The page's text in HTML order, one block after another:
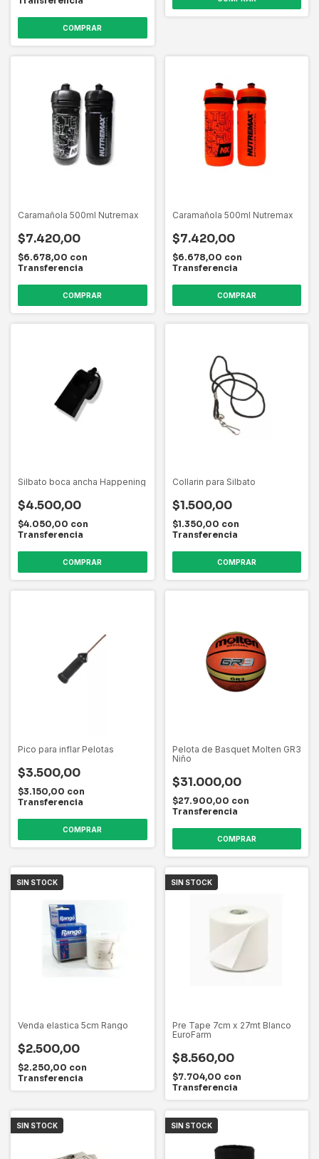
COMPRAR
Caramañola 500ml Nutremax
$7.420,00
$6.678,00 con
Transferencia
Caramañola 500ml Nutremax
$7.420,00
$6.678,00 con
Transferencia
Silbato boca ancha Happening
$4.500,00
$4.050,00 con
Transferencia
Collarin para Silbato
$1.500,00
$1.350,00 con
Transferencia
Pico para inflar Pelotas
$3.500,00
$3.150,00 con
Transferencia
Pelota de Basquet Molten GR3
Niño
$31.000,00
$27.900,00 con
Transferencia
SIN STOCK
Venda elastica 5cm Rango
$2.500,00
$2.250,00 con
Transferencia
SIN STOCK
Pre Tape 7cm x 27mt Blanco
EuroFarm
$8.560,00
$7.704,00 con
Transferencia
SIN STOCK SIN STOCK